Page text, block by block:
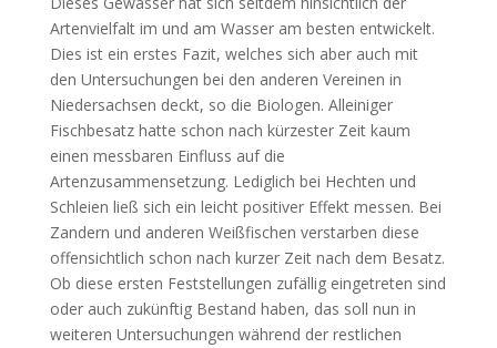
Artenvielfalt im und am Wasser am besten entwickelt.
Dies ist ein erstes Fazit, welches sich aber auch mit
den Untersuchungen bei den anderen Vereinen in
Niedersachsen deckt, so die Biologen. Alleiniger
Fischbesatz hatte schon nach kürzester Zeit kaum
einen messbaren Einfluss auf die
Artenzusammensetzung. Lediglich bei Hechten und
Schleien ließ sich ein leicht positiver Effekt messen. Bei
Zandern und anderen Weißfischen verstarben diese
offensichtlich schon nach kurzer Zeit nach dem Besatz.
Ob diese ersten Feststellungen zufällig eingetreten sind
oder auch zukünftig Bestand haben, das soll nun in
weiteren Untersuchungen während der restlichen